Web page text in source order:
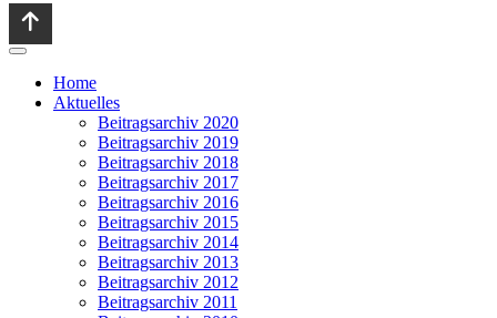
Home
Aktuelles
Beitragsarchiv 2020
Beitragsarchiv 2019
Beitragsarchiv 2018
Beitragsarchiv 2017
Beitragsarchiv 2016
Beitragsarchiv 2015
Beitragsarchiv 2014
Beitragsarchiv 2013
Beitragsarchiv 2012
Beitragsarchiv 2011